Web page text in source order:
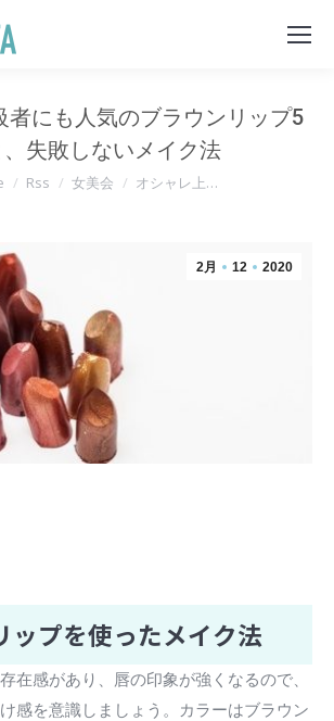
者にも人気のブラウンリップ5
失敗しないメイク法
here:
Rss 女美会 オシャレ上…
2月 12 2020
ップを使ったメイク法
在感があり、唇の印象が強くなるので、
感を意識しましょう。カラーはブラウン